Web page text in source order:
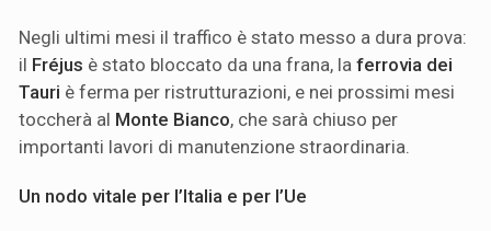
Negli ultimi mesi il traffico è stato messo a dura prova:
il Fréjus è stato bloccato da una frana, la ferrovia dei
Tauri è ferma per ristrutturazioni, e nei prossimi mesi
toccherà al Monte Bianco, che sarà chiuso per
importanti lavori di manutenzione straordinaria.
Un nodo vitale per l’Italia e per l’Ue